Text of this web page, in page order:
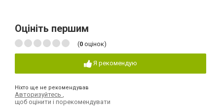
Оцініть першим
(0 оцінок)
Я рекомендую
Ніхто ще не рекомендував
Авторизуйтесь
щоб оцінити і порекомендувати